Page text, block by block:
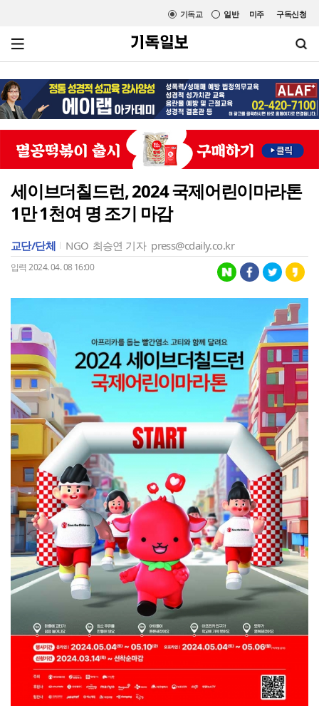
미주 구독신청
일반
기독교
세이브더칠드런, 2024 국제어린이마라톤
1만 1천여 명 조기 마감
교단/단체 NGO 최승연 기자 press@cdaily.co.kr
입력 2024. 04. 08 16:00